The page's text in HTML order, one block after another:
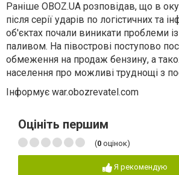
Раніше OBOZ.UA розповідав, що в
після серії ударів по логістичних та
об'єктах почали виникати проблеми
паливом. На півострові поступово
обмеження на продаж бензину, а
населення про можливі труднощі з
Інформує war.obozrevatel.com
Оцініть першим
(0 оцінок)
Я рекомендую